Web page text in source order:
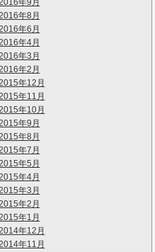
年9月
年8月
年6月
年4月
年3月
年2月
年12月
年11月
年10月
年9月
年8月
年7月
年5月
年4月
年3月
年2月
年1月
年12月
年11月